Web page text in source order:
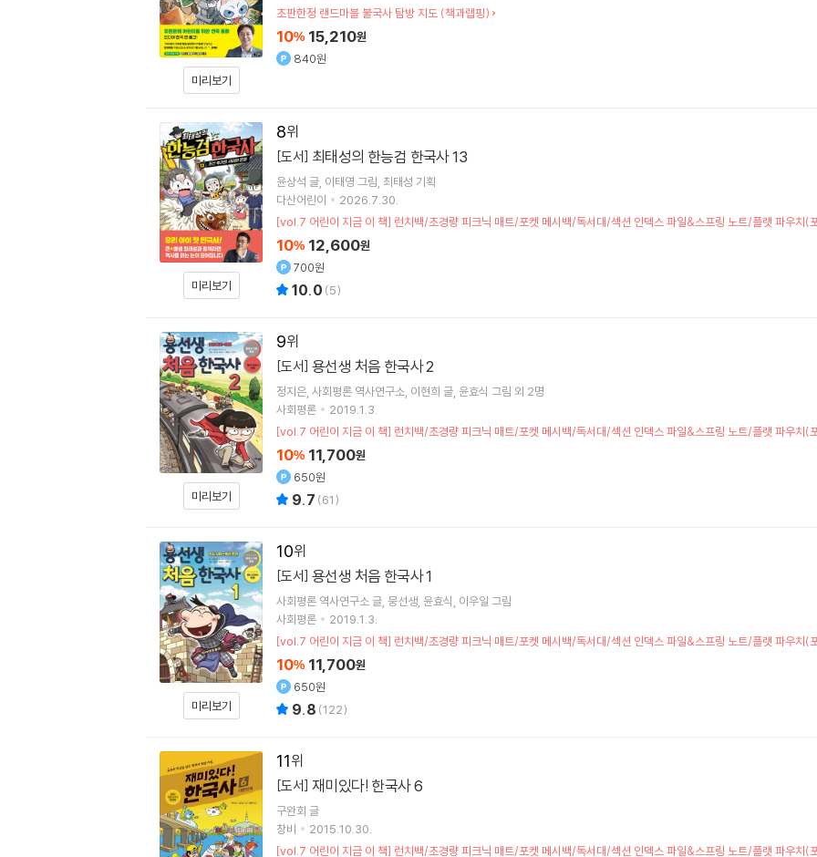
미리보기
초판한정 랜드마블 불국사 탐방 지도 (책과랩핑)
10% 15,210원
840원
8
미리보기
[도서] 최태성의 한능검 한국사 13
윤상석 글 이태영 그림 최태성 기획
다산어린이
2026.7.30.
[vol.7 어린이 지금 이 책] 런치백/초경량 피크닉 매트/포켓 메시백/독서대/섹션 인덱스 파일&스프링 노트/플랫 파우치(
10% 12,600원
700원
10.0 (5)
9
미리보기
[도서] 용선생 처음 한국사 2
정지은 사회평론 역사연구소 이현희 글 윤효식 그림 외 2명
사회평론
2019.1.3.
[vol.7 어린이 지금 이 책] 런치백/초경량 피크닉 매트/포켓 메시백/독서대/섹션 인덱스 파일&스프링 노트/플랫 파우치(
10% 11,700원
650원
9.7 (61)
10
미리보기
[도서] 용선생 처음 한국사 1
사회평론 역사연구소 글 뭉선생 윤효식 이우일 그림
사회평론
2019.1.3.
[vol.7 어린이 지금 이 책] 런치백/초경량 피크닉 매트/포켓 메시백/독서대/섹션 인덱스 파일&스프링 노트/플랫 파우치(
10% 11,700원
650원
9.8 (122)
11
[도서] 재미있다! 한국사 6
구완회 글
창비
2015.10.30.
[vol.7 어린이 지금 이 책] 런치백/초경량 피크닉 매트/포켓 메시백/독서대/섹션 인덱스 파일&스프링 노트/플랫 파우치(